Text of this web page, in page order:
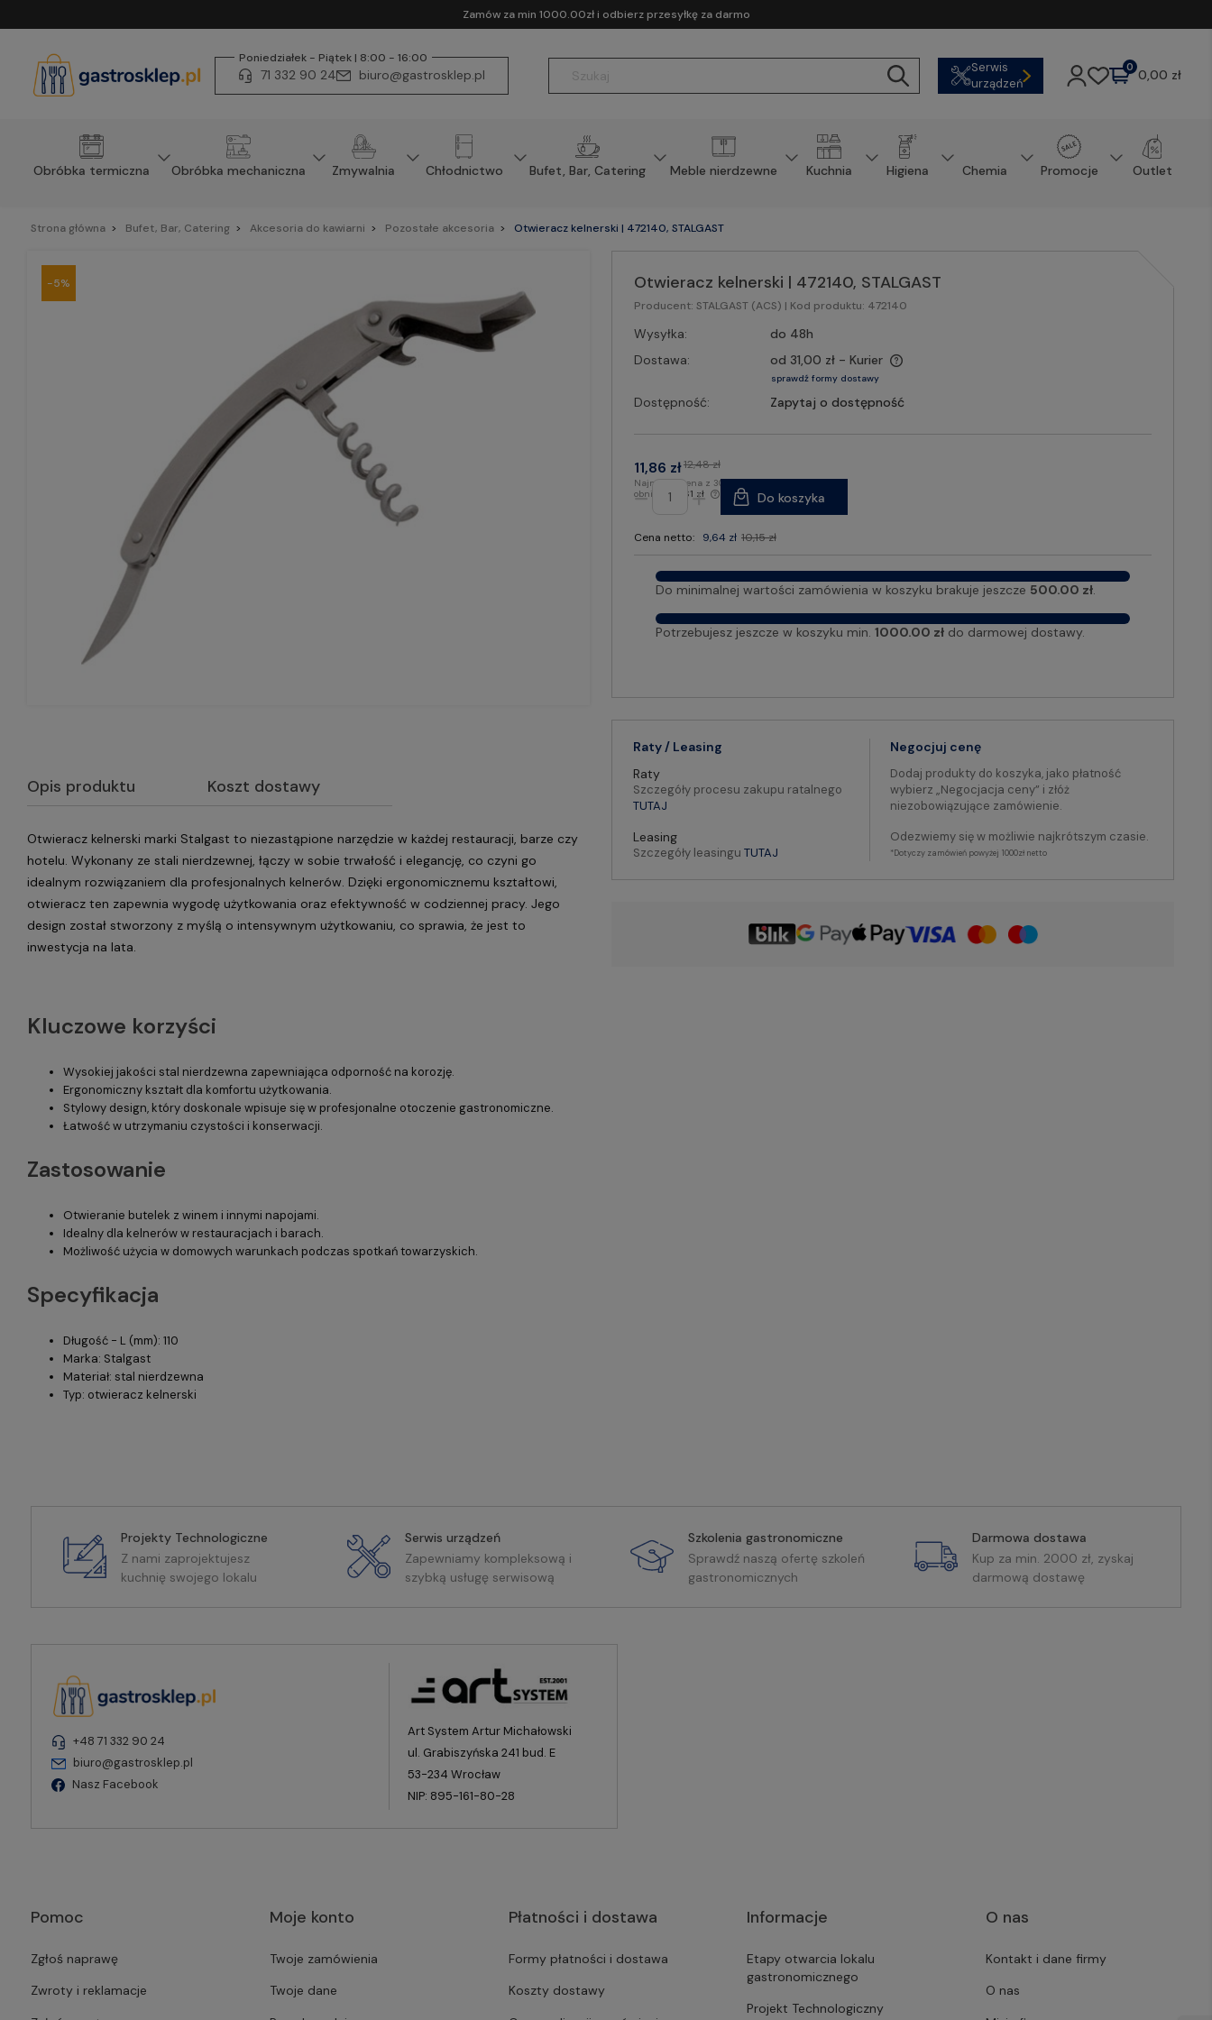
Zamów za min 1000.00zł i odbierz przesyłkę za darmo
Poniedziałek - Piątek | 8:00 - 16:00
71 332 90 24 biuro@gastrosklep.pl
Serwis
urządzeń
0,00 zł
0
Obróbka termiczna Obróbka mechaniczna Zmywalnia Chłodnictwo Bufet, Bar, Catering Meble nierdzewne Kuchnia Higiena Chemia Promocje Outlet
Strona główna Bufet, Bar, Catering Akcesoria do kawiarni Pozostałe akcesoria Otwieracz kelnerski | 472140, STALGAST
-5%
Opis produktu Koszt dostawy
Otwieracz kelnerski marki Stalgast to niezastąpione narzędzie w każdej restauracji, barze czy
hotelu. Wykonany ze stali nierdzewnej, łączy w sobie trwałość i elegancję, co czyni go
idealnym rozwiązaniem dla profesjonalnych kelnerów. Dzięki ergonomicznemu kształtowi,
otwieracz ten zapewnia wygodę użytkowania oraz efektywność w codziennej pracy. Jego
design został stworzony z myślą o intensywnym użytkowaniu, co sprawia, że jest to
inwestycja na lata.
Kluczowe korzyści
Wysokiej jakości stal nierdzewna zapewniająca odporność na korozję.
Ergonomiczny kształt dla komfortu użytkowania.
Stylowy design, który doskonale wpisuje się w profesjonalne otoczenie gastronomiczne.
Łatwość w utrzymaniu czystości i konserwacji.
Zastosowanie
Otwieranie butelek z winem i innymi napojami.
Idealny dla kelnerów w restauracjach i barach.
Możliwość użycia w domowych warunkach podczas spotkań towarzyskich.
Specyfikacja
Długość - L (mm): 110
Marka: Stalgast
Materiał: stal nierdzewna
Typ: otwieracz kelnerski
Otwieracz kelnerski | 472140, STALGAST
Producent: STALGAST (ACS) | Kod produktu: 472140
Wysyłka:
do 48h
Dostawa:
od 31,00 zł - Kurier
sprawdź formy dostawy
Dostępność: Zapytaj o dostępność
11,86 zł12,48 zł
Najniższa cena z 30 dni przed
obniżką: 10,61 zł
Cena netto: 9,64 zł 10,15 zł
Do koszyka
Do minimalnej wartości zamówienia w koszyku brakuje jeszcze 500.00 zł.
Potrzebujesz jeszcze w koszyku min. 1000.00 złdo darmowej dostawy.
Raty / Leasing
Raty
Szczegóły procesu zakupu ratalnego
TUTAJ
Leasing
Szczegóły leasinguTUTAJ
Negocjuj cenę
Dodaj produkty do koszyka, jako płatność
wybierz „Negocjacja ceny” i złóż
niezobowiązujące zamówienie.
Odezwiemy się w możliwie najkrótszym czasie.
*Dotyczy zamówień powyżej 1000zł netto
Projekty Technologiczne
Z nami zaprojektujesz
kuchnię swojego lokalu
Serwis urządzeń
Zapewniamy kompleksową i
szybką usługę serwisową
Szkolenia gastronomiczne
Sprawdź naszą ofertę szkoleń
gastronomicznych
Darmowa dostawa
Kup za min. 2000 zł, zyskaj
darmową dostawę
+48 71 332 90 24
biuro@gastrosklep.pl
Nasz Facebook
Art System Artur Michałowski
ul. Grabiszyńska 241 bud. E
53-234 Wrocław
NIP: 895-161-80-28
Pomoc
Zgłoś naprawę
Zwroty i reklamacje
Moje konto
Twoje zamówienia
Twoje dane
Płatności i dostawa
Formy płatności i dostawa
Koszty dostawy
Informacje
Etapy otwarcia lokalu
gastronomicznego
Projekt Technologiczny
O nas
Kontakt i dane firmy
O nas